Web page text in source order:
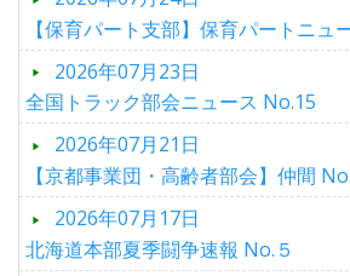
【保育パート支部】保育パートニュ
2026年07月23日
全国トラック部会ニュース No.15
2026年07月21日
【京都事業団・高齢者部会】仲間
2026年07月17日
北海道本部夏季闘争速報 No.５